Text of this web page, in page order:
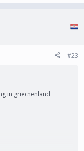
#23
in griechenland